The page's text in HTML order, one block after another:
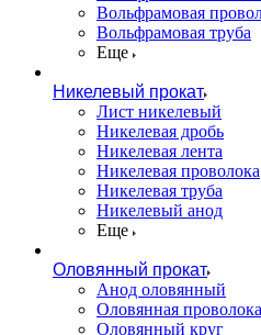
Вольфрамовая
Вольфрамовая труба
Еще
Никелевый прокат
Лист никелевый
Никелевая дробь
Никелевая лента
Никелевая проволока
Никелевая труба
Никелевый анод
Еще
Оловянный прокат
Анод оловянный
Оловянная проволока
Оловянный круг